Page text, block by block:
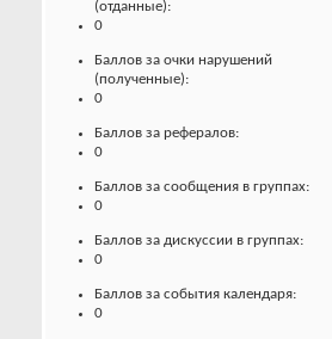
(отданные):
0
Баллов за очки нарушений
(полученные):
0
Баллов за рефералов:
0
Баллов за сообщения в группах:
0
Баллов за дискуссии в группах:
0
Баллов за события календаря:
0